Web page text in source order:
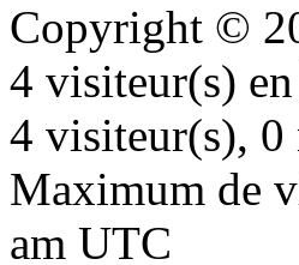
Copyright ©
4 visiteur(s)
4 visiteur(s), 0
Maximum de
am UTC